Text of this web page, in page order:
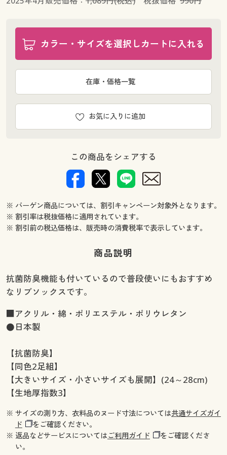
カラー・サイズを選択しカートに入れる
お気に入りに追加
在庫・価格一覧
この商品をシェアする
※ バーゲン商品については、割引キャンペーン対象外となります。
※ 割引率は税抜価格に適用されています。
※ 割引前の税込価格は、販売時の消費税率で表示しています。
商品説明
抗菌防臭機能も付いているので普段使いにもおすすめ
なリブソックスです。
■アクリル・綿・ポリエステル・ポリウレタン
●日本製
【抗菌防臭】
【同色2足組】
【大きいサイズ・小さいサイズも展開】(24～28cm)
【生地厚指数3】
※ サイズの測り方、衣料品のヌード寸法については共通サイズガイ
ド
をご確認ください。
※ 返品などサービスについてはご利用ガイド
をご確認くださ
い。